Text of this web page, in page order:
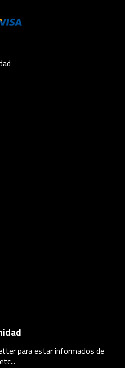
para estar informados de